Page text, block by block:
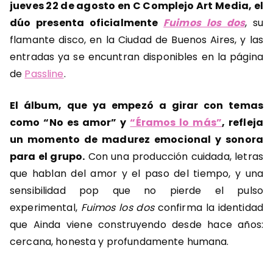
jueves 22 de agosto en C Complejo Art Media, el
dúo presenta oficialmente Fuimos los dos, su
flamante disco, en la Ciudad de Buenos Aires, y las
entradas ya se encuntran disponibles en la página
de Passline.
El álbum, que ya empezó a girar con temas
como “No es amor” y“Éramos lo más”, refleja
un momento de madurez emocional y sonora
para el grupo. Con una producción cuidada, letras
que hablan del amor y el paso del tiempo, y una
sensibilidad pop que no pierde el pulso
experimental, Fuimos los dosconfirma la identidad
que Ainda viene construyendo desde hace años:
cercana, honesta y profundamente humana.